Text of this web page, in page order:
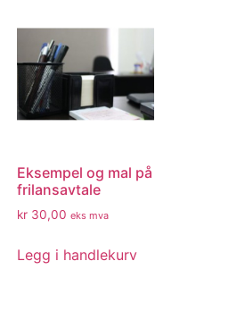
Eksempel og mal på
frilansavtale
kr 30,00 eks mva
Legg i handlekurv